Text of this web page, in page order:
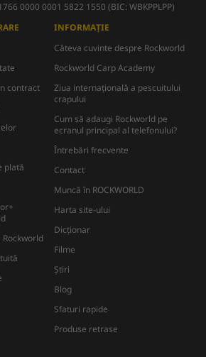
0000 0001 5822 1550 (BIC: WBKPPLPP)
contract
plată
INFORMAȚIE
Câteva cuvinte despre Rockworld
Rockworld Carp Academy
Ziua internațională a pescuitului
crapului
Cum să adaugi Rockworld pe
ecranul principal al telefonului?
Întrebări frecvente
Contact
Muncă în ROCKWORLD
Harta site-ului
Dicţionar
Filme
Știri
Blog
Sfaturi rapide
Produse retrase